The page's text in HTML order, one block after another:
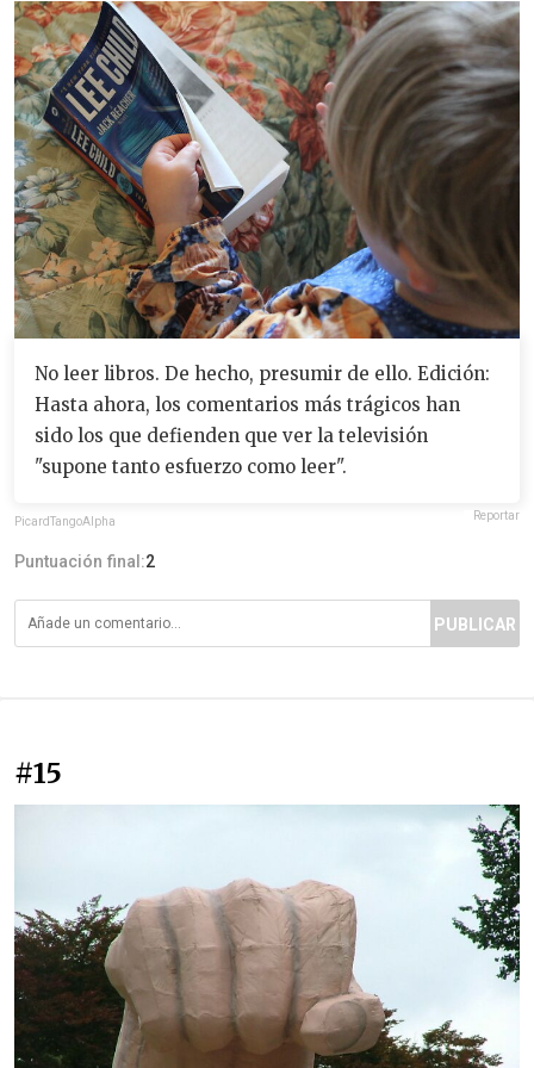
No leer libros. De hecho, presumir de ello. Edición:
Hasta ahora, los comentarios más trágicos han
sido los que defienden que ver la televisión
"supone tanto esfuerzo como leer".
PicardTangoAlpha Reportar
Puntuación final:2
PUBLICAR
#15